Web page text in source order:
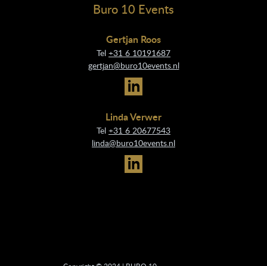
Buro 10 Events
Gertjan Roos
Tel +31 6 10191687
gertjan@buro10events.nl
Linda Verwer
Tel +31 6 20677543
linda@buro10events.nl